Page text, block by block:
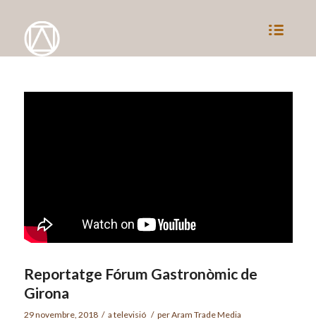
Reportatge Fórum Gastronòmic de
Girona
29 novembre, 2018 / a televisió / perAram Trade Media